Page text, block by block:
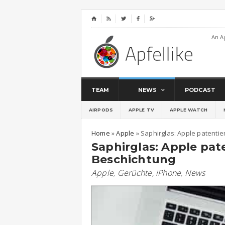
⌂    
An
TEAM NEWS PODCAST
AIRPODS APPLE TV APPLE WATCH
Home »Apple » Saphirglas: Apple
Saphirglas: Apple
Beschichtung
Apple, Gerüchte, iPhone, News